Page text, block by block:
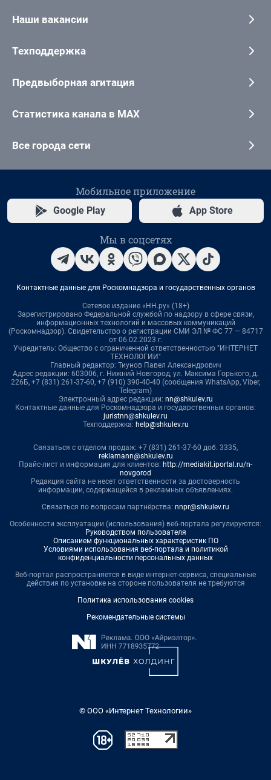
Наши вакансии
Техподдержка
Предвыборная агитация
Статистика канала в MAX
Все города сети
Мобильное приложение
Google Play App Store
Мы в соцсетях
Контактные данные для Роскомнадзора и государственных органов
Сетевое издание «НН.ру» (18+)
Зарегистрировано Федеральной службой по надзору в сфере связи,
информационных технологий и массовых коммуникаций
(Роскомнадзор). Свидетельство о регистрации СМИ ЭЛ № ФС 77 — 84717
от 06.02.2023 г.
Учредитель: Общество с ограниченной ответственностью "ИНТЕРНЕТ
ТЕХНОЛОГИИ"
Главный редактор: Тиунов Павел Александрович
Адрес редакции: 603006, г. Нижний Новгород, ул. Максима Горького, д.
226Б, +7 (831) 261-37-60, +7 (910) 390-40-40 (сообщения WhatsApp, Viber,
Telegram)
Электронный адрес редакции: nn@shkulev.ru
Контактные данные для Роскомнадзора и государственных органов:
juristnn@shkulev.ru
Техподдержка: help@shkulev.ru
Связаться с отделом продаж: +7 (831) 261-37-60 доб. 3335,
reklamann@shkulev.ru
Прайс-лист и информация для клиентов: http://mediakit.iportal.ru/n-
novgorod
Редакция сайта не несет ответственности за достоверность
информации, содержащейся в рекламных объявлениях.
Связаться по вопросам партнёрства: nnpr@shkulev.ru
Особенности эксплуатации (использования) веб-портала регулируются:
Руководством пользователя
Описанием функциональных характеристик ПО
Условиями использования веб-портала и политикой
конфиденциальности персональных данных
Веб-портал распространяется в виде интернет-сервиса, специальные
действия по установке на стороне пользователя не требуются
Политика использования cookies
Рекомендательные системы
© ООО «Интернет Технологии»